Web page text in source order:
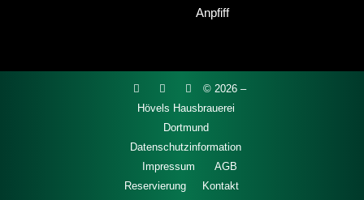
Anpfiff
© 2026 –
Hövels Hausbrauerei
Dortmund
Datenschutzinformation
Impressum
AGB
Reservierung
Kontakt